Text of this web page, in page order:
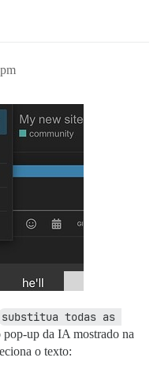
substitua todas as
pop-up da IA mostrado na
o texto: